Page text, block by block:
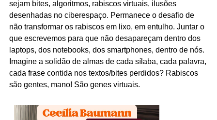
sejam bites, algoritmos, rabiscos virtuais, ilusões
desenhadas no ciberespaço. Permanece o desafio de
não transformar os rabiscos em lixo, em entulho. Juntar o
que escrevemos para que não desapareçam dentro dos
laptops, dos notebooks, dos smartphones, dentro de nós.
Imagine a solidão de almas de cada sílaba, cada palavra,
cada frase contida nos textos/bites perdidos? Rabiscos
são gentes, mano! São genes virtuais.